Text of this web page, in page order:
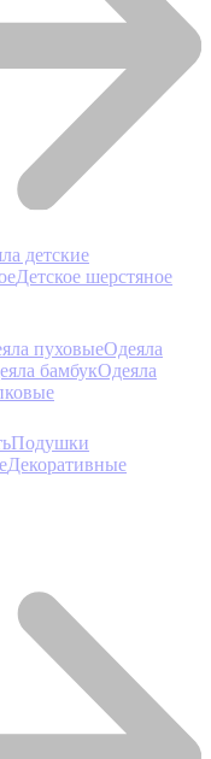
детские
Детское шерстяное
пуховыеОдеяла
бамбукОдеяла
Подушки
Декоративные